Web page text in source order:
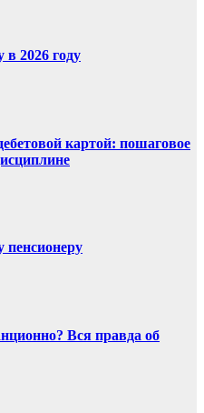
в 2026 году
картой: пошаговое
пенсионеру
Вся правда об